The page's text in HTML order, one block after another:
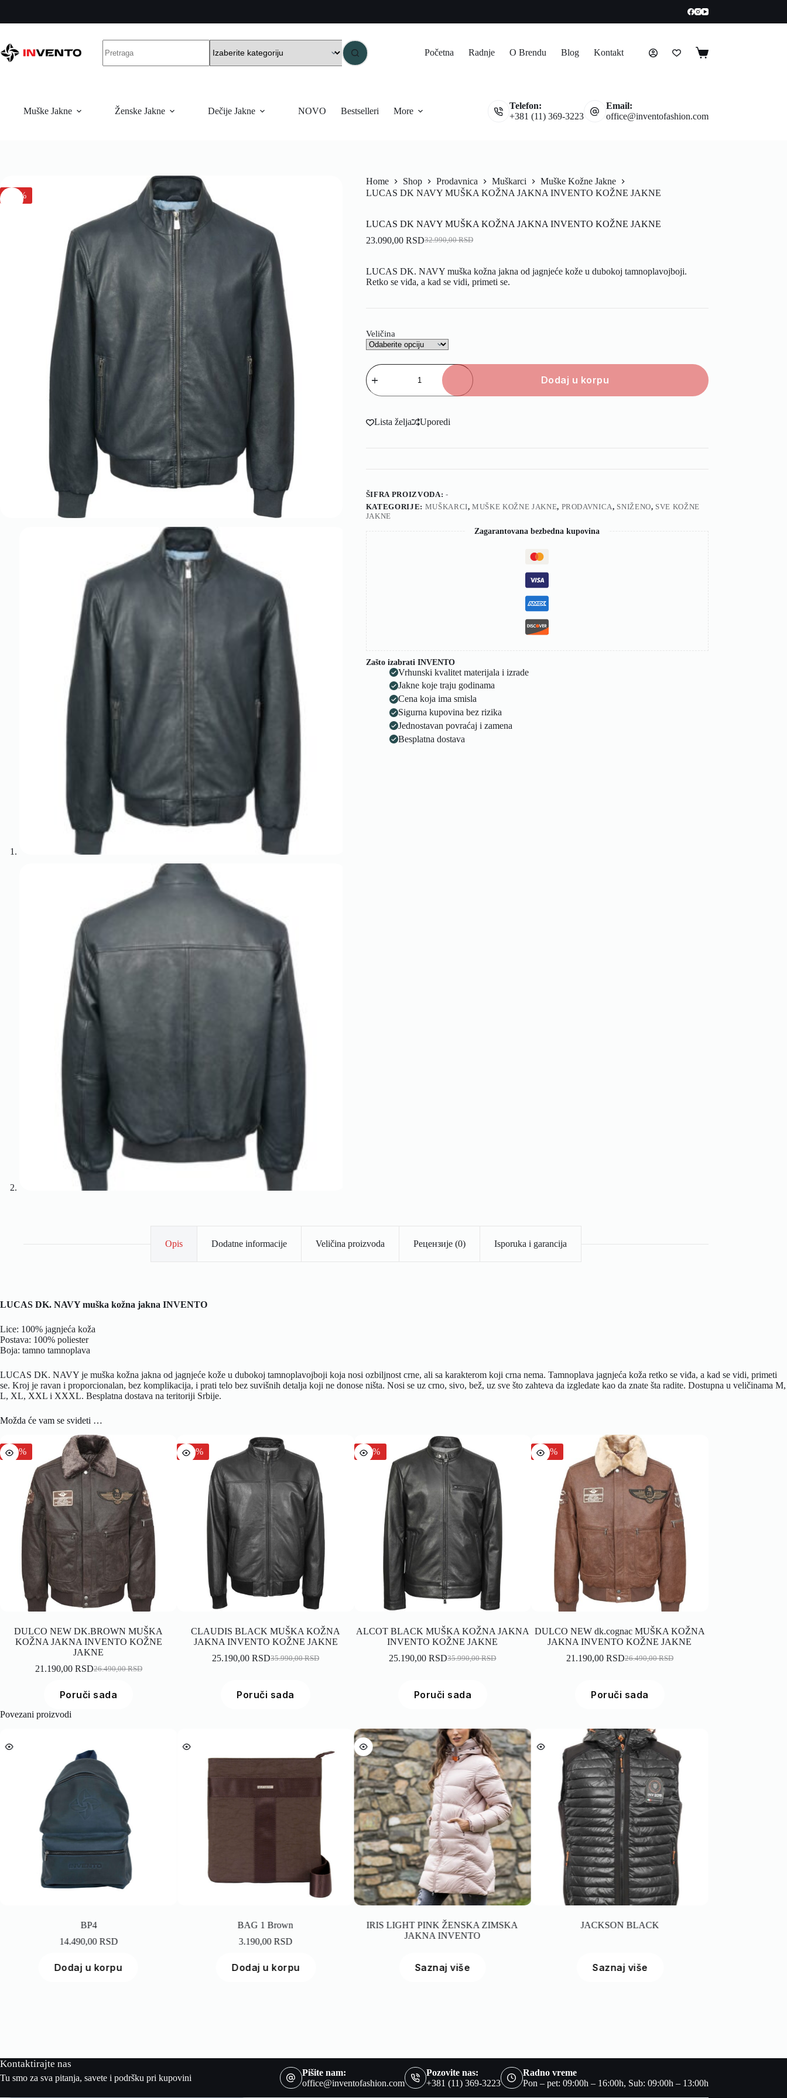
Početna Radnje O Brendu Blog Kontakt
Muške Jakne Ženske Jakne Dečije Jakne NOVO Bestselleri More
Telefon:
+381 (11) 369-3223
Email:
office@inventofashion.com
-30%
Home Shop Prodavnica Muškarci
Muške Kožne Jakne
LUCAS DK NAVY MUŠKA KOŽNA JAKNA INVENTO KOŽNE JAKNE
LUCAS DK NAVY MUŠKA KOŽNA JAKNA INVENTO KOŽNE JAKNE
32.990,00RSD
23.090,00 RSD
LUCAS DK. NAVY muška kožna jakna od jagnjeće kože u dubokoj tamnoplavojboji.
Retko se viđa, a kad se vidi, primeti se.
Veličina
Dodaj u korpu
Lista želja Uporedi
ŠIFRA PROIZVODA: -
KATEGORIJE: MUŠKARCI,MUŠKE KOŽNE JAKNE, PRODAVNICA, SNIŽENO, SVE KOŽNE
JAKNE
Zagarantovana bezbedna kupovina
Zašto izabrati INVENTO
Vrhunski kvalitet materijala i izrade
Jakne koje traju godinama
Cena koja ima smisla
Sigurna kupovina bez rizika
Jednostavan povraćaj i zamena
Besplatna dostava
Оpis Dodatne informacije Veličina proizvoda Рецензије (0) Isporuka i garancija
LUCAS DK. NAVY muška kožna jakna INVENTO
Lice: 100% jagnjeća koža
Postava: 100% poliester
Boja: tamno tamnoplava
LUCAS DK. NAVY je muška kožna jakna od jagnjeće kože u dubokoj tamnoplavojboji koja nosi ozbiljnost crne, ali sa karakterom koji crna nema. Tamnoplava jagnjeća koža retko se viđa, a kad se vidi, primeti
se. Kroj je ravan i proporcionalan, bez komplikacija, i prati telo bez suvišnih detalja koji ne donose ništa. Nosi se uz crno, sivo, bež, uz sve što zahteva da izgledate kao da znate šta radite. Dostupna u veličinama M,
L, XL, XXL i XXXL. Besplatna dostava na teritoriji Srbije.
Možda će vam se svideti …
-20%
DULCO NEW DK.BROWN MUŠKA
KOŽNA JAKNA INVENTO KOŽNE
JAKNE
26.490,00RSD
21.190,00 RSD
Poruči sada
-30%
CLAUDIS BLACK MUŠKA KOŽNA
JAKNA INVENTO KOŽNE JAKNE
35.990,00RSD
25.190,00RSD
Poruči sada
-30%
ALCOT BLACK MUŠKA KOŽNA JAKNA
INVENTO KOŽNE JAKNE
35.990,00RSD
25.190,00RSD
Poruči sada
-20%
DULCO NEW dk.cognac MUŠKA KOŽNA
JAKNA INVENTO KOŽNE JAKNE
26.490,00RSD
21.190,00 RSD
Poruči sada
Povezani proizvodi
RSD
Dodaj u korpu
BAG 1 Brown
Dodaj u korpu
IRIS LIGHT PINK ŽENSKA ZIMSKA
JAKNA INVENTO
Saznaj više
JACKSON BLACK
Saznaj više
ALEX BLACK ŽENSKA
Kontaktirajte nas
Tu smo za sva pitanja, savete i podršku pri kupovini
Pišite nam:
office@inventofashion.com
Pozovite nas:
+381 (11) 369-3223
Radno vreme
Pon – pet: 09:00h – 16:00h, Sub: 09:00h – 13:00h